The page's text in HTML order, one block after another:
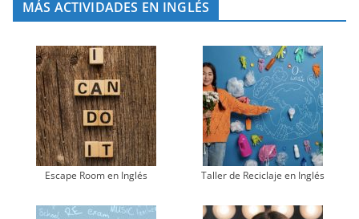
MÁS ACTIVIDADES EN INGLÉS
Escape Room en Inglés Taller de Reciclaje en Inglés